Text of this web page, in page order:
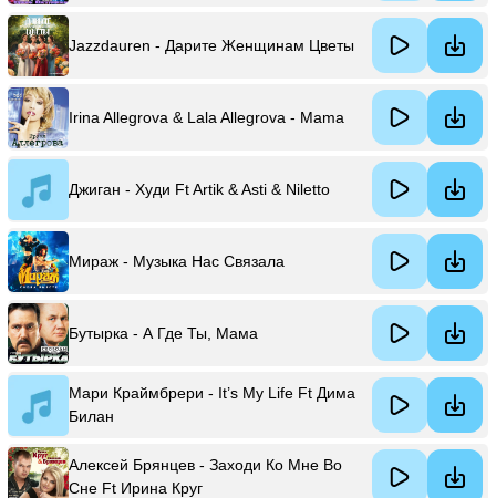
Jazzdauren - Дарите Женщинам Цветы
Irina Allegrova & Lala Allegrova - Mama
Джиган - Худи Ft Artik & Asti & Niletto
Мираж - Музыка Нас Связала
Бутырка - А Где Ты, Мама
Мари Краймбрери - It’s My Life Ft Дима
Билан
Алексей Брянцев - Заходи Ко Мне Во
Сне Ft Ирина Круг